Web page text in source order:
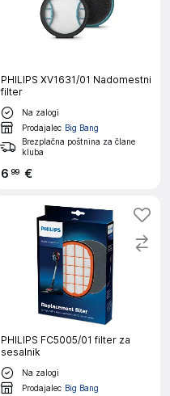
PHILIPS XV1631/01 Nadomestni
filter
Na zalogi
Prodajalec Big Bang
Brezplačna poštnina za člane
kluba
6 99 €
PHILIPS FC5005/01 filter za
sesalnik
Na zalogi
Prodajalec Big Bang